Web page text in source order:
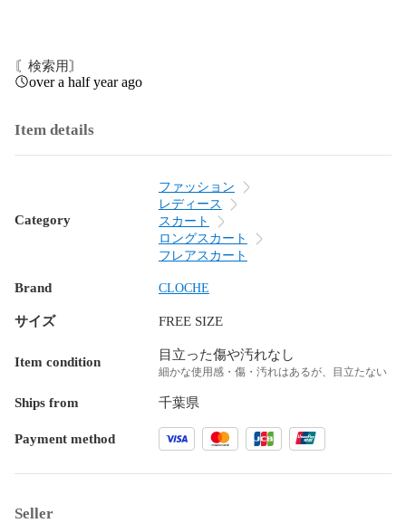
〘検索用〙
over a half year ago
Item details
Category
ファッション
レディース
スカート
ロングスカート
フレアスカート
Brand CLOCHE
サイズ FREE SIZE
Item condition 目立った傷や汚れなし
細かな使用感・傷・汚れはあるが、目立たない
Ships from 千葉県
Payment method
Seller